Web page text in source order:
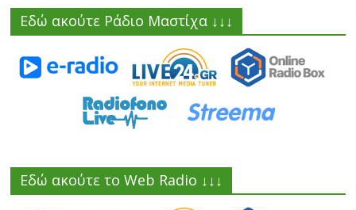
Εδώ ακούτε Ράδιο Μαστίχα ↓↓↓
Εδώ ακούτε το Web Radio ↓↓↓